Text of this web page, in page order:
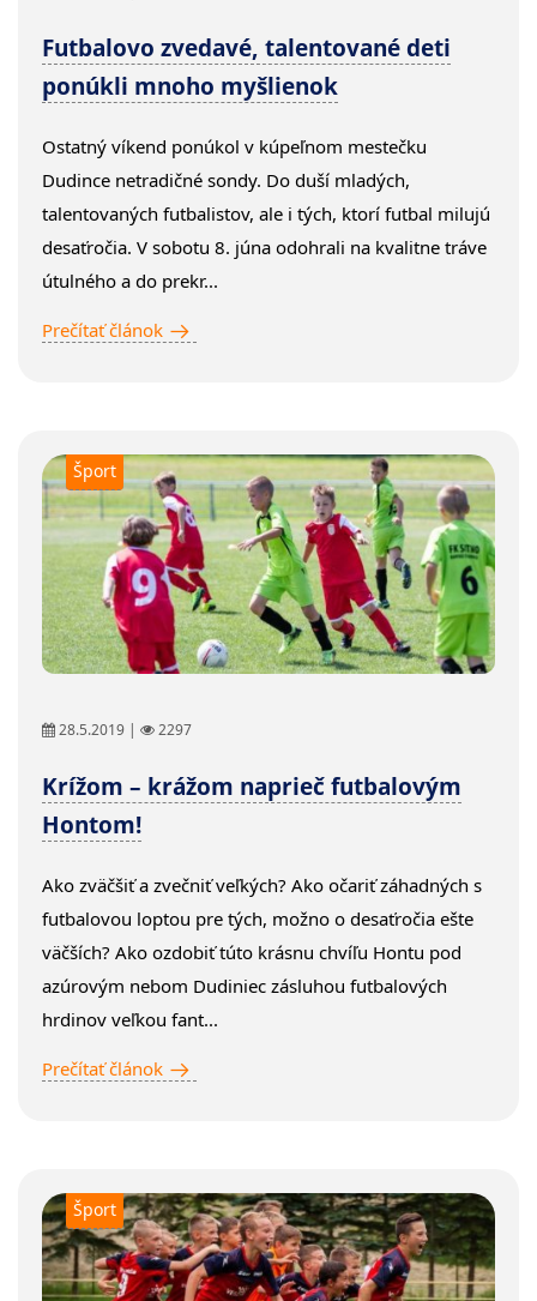
Futbalovo zvedavé, talentované deti
ponúkli mnoho myšlienok
Ostatný víkend ponúkol v kúpeľnom mestečku
Dudince netradičné sondy. Do duší mladých,
talentovaných futbalistov, ale i tých, ktorí futbal milujú
desaťročia. V sobotu 8. júna odohrali na kvalitne tráve
útulného a do prekr...
Prečítať článok
Šport
28.5.2019 | 2297
Krížom – krážom naprieč futbalovým
Hontom!
Ako zväčšiť a zvečniť veľkých? Ako očariť záhadných s
futbalovou loptou pre tých, možno o desaťročia ešte
väčších? Ako ozdobiť túto krásnu chvíľu Hontu pod
azúrovým nebom Dudiniec zásluhou futbalových
hrdinov veľkou fant...
Prečítať článok
Šport